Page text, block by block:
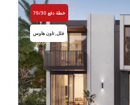
خطة دفع 70/30
فلل, تاون هاوس